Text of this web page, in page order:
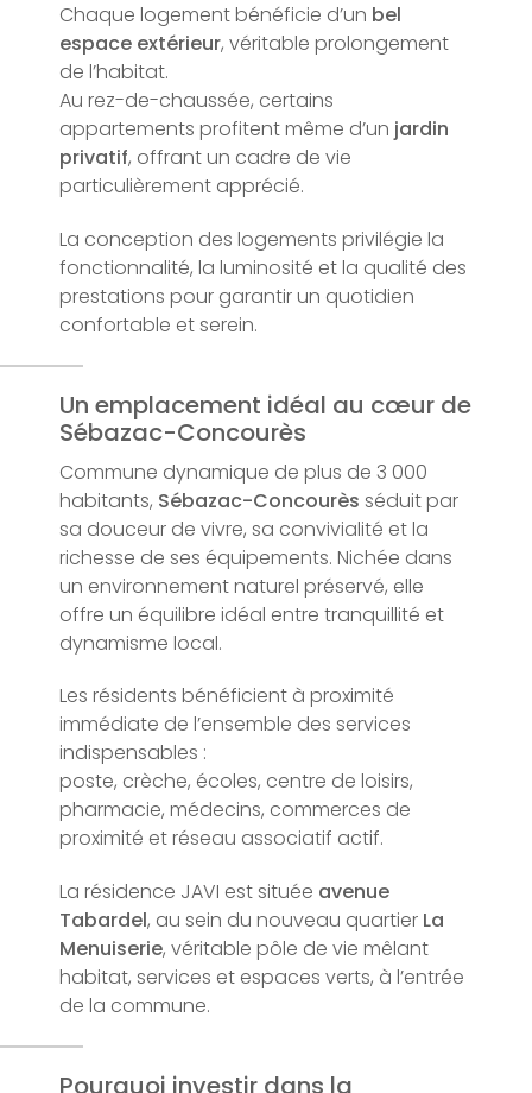
Chaque logement bénéficie d’un bel
espace extérieur, véritable prolongement
de l’habitat.
Au rez-de-chaussée, certains
appartements profitent même d’un jardin
privatif, offrant un cadre de vie
particulièrement apprécié.
La conception des logements privilégie la
fonctionnalité, la luminosité et la qualité des
prestations pour garantir un quotidien
confortable et serein.
Un emplacement idéal au cœur de
Sébazac-Concourès
Commune dynamique de plus de 3 000
habitants, Sébazac-Concourès séduit par
sa douceur de vivre, sa convivialité et la
richesse de ses équipements. Nichée dans
un environnement naturel préservé, elle
offre un équilibre idéal entre tranquillité et
dynamisme local.
Les résidents bénéficient à proximité
immédiate de l’ensemble des services
indispensables :
poste, crèche, écoles, centre de loisirs,
pharmacie, médecins, commerces de
proximité et réseau associatif actif.
La résidence JAVI est située avenue
Tabardel, au sein du nouveau quartier La
Menuiserie, véritable pôle de vie mêlant
habitat, services et espaces verts, à l’entrée
de la commune.
Pourquoi investir dans la